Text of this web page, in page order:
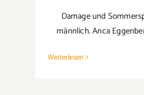
Damage und
männlich. Anca
Weiterlesen